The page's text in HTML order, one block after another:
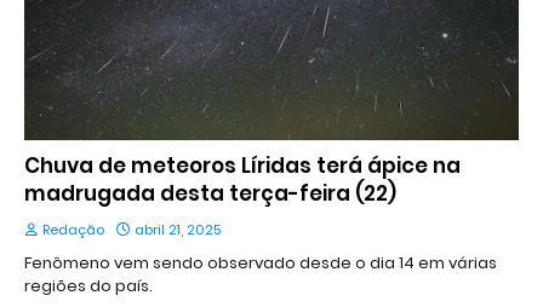
Chuva de meteoros Líridas terá ápice na
madrugada desta terça-feira (22)
Redação abril 21, 2025
Fenômeno vem sendo observado desde o dia 14 em várias
regiões do país.